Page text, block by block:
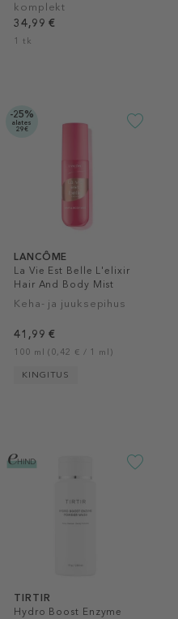
komplekt
34,99 €
1 tk
-25%
alates
29€
LANCÔME
La Vie Est Belle L'elixir
Hair And Body Mist
Keha- ja juuksepihus
41,99 €
100 ml (0,42 € / 1 ml)
KINGITUS
TIRTIR
Hydro Boost Enzyme